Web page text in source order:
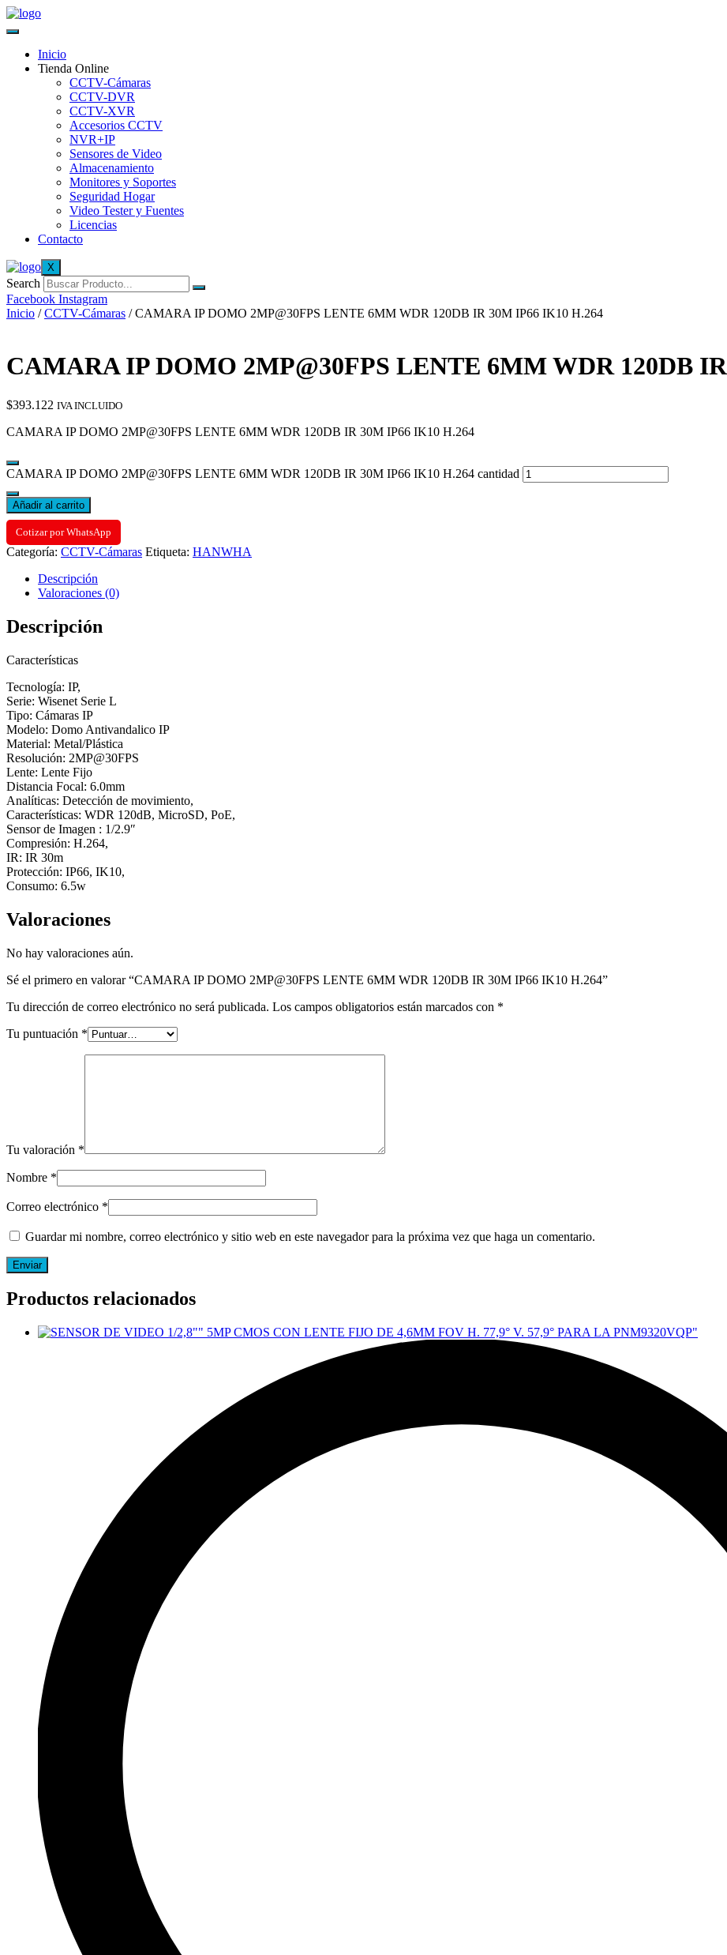
Inicio
Tienda Online
CCTV-Cámaras
CCTV-DVR
CCTV-XVR
Accesorios CCTV
NVR+IP
Sensores de Video
Almacenamiento
Monitores y Soportes
Seguridad Hogar
Video Tester y Fuentes
Licencias
Contacto
X
Search
Facebook Instagram
Inicio /CCTV-Cámaras / CAMARA IP DOMO 2MP@30FPS LENTE 6MM WDR 120DB IR 30M IP66 IK10 H.264
CAMARA IP DOMO 2MP@30FPS LENTE 6MM WDR 120DB
$393.122 IVA INCLUIDO
CAMARA IP DOMO 2MP@30FPS LENTE 6MM WDR 120DB IR 30M IP66 IK10 H.264
CAMARA IP DOMO 2MP@30FPS LENTE 6MM WDR 120DB IR 30M IP66 IK10 H.264 cantidad
Añadir al carrito
Cotizar por WhatsApp
Categoría: CCTV-Cámaras Etiqueta: HANWHA
Descripción
Valoraciones (0)
Descripción
Características
Tecnología: IP,
Serie: Wisenet Serie L
Tipo: Cámaras IP
Modelo: Domo Antivandalico IP
Material: Metal/Plástica
Resolución: 2MP@30FPS
Lente: Lente Fijo
Distancia Focal: 6.0mm
Analíticas: Detección de movimiento,
Características: WDR 120dB, MicroSD, PoE,
Sensor de Imagen : 1/2.9″
Compresión: H.264,
IR: IR 30m
Protección: IP66, IK10,
Consumo: 6.5w
Valoraciones
No hay valoraciones aún.
Sé el primero en valorar “CAMARA IP DOMO 2MP@30FPS LENTE 6MM WDR 120DB IR 30M IP66 IK10 H.264”
Tu dirección de correo electrónico no será publicada. Los campos obligatorios están marcados con *
Tu puntuación *
Tu valoración *
Nombre *
Correo electrónico *
Guardar mi nombre, correo electrónico y sitio web en este navegador para la próxima vez que haga un comentario.
Productos relacionados